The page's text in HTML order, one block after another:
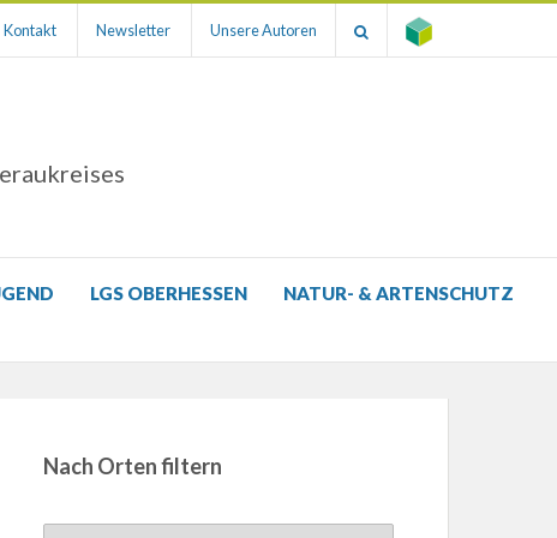
Kontakt Newsletter Unsere Autoren
LGS OBERHESSEN
NATUR- & ARTENSCHUTZ
Nach Orten filtern